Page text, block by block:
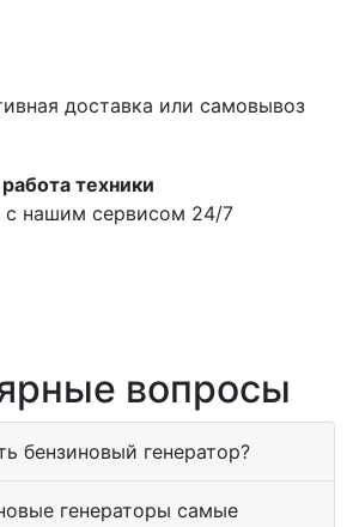
доставка или самовывоз
техники
с нашим сервисом 24/7
вопросы
бензиновый генератор?
генераторы самые